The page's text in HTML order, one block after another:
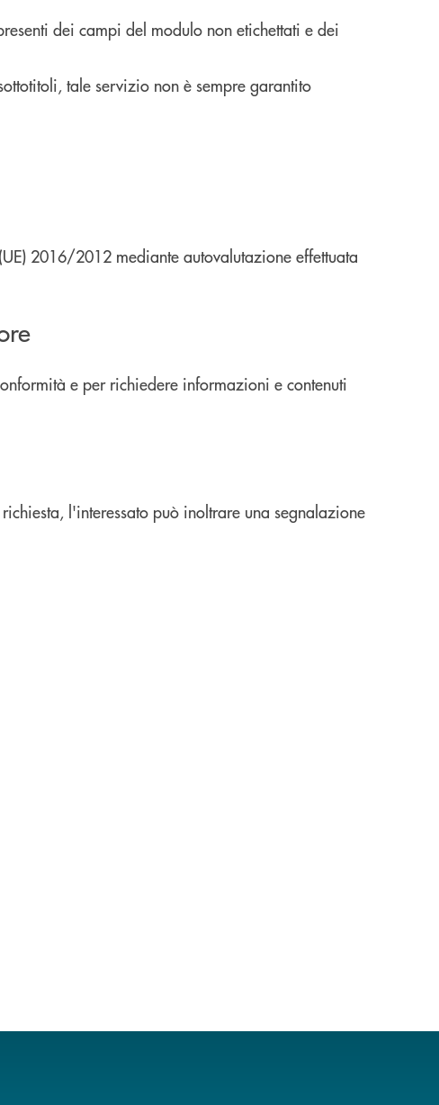
dei campi del modulo non etichettati e dei
tale servizio non è sempre garantito
2016/2012 mediante autovalutazione effettuata
e per richiedere informazioni e contenuti
l'interessato può inoltrare una segnalazione